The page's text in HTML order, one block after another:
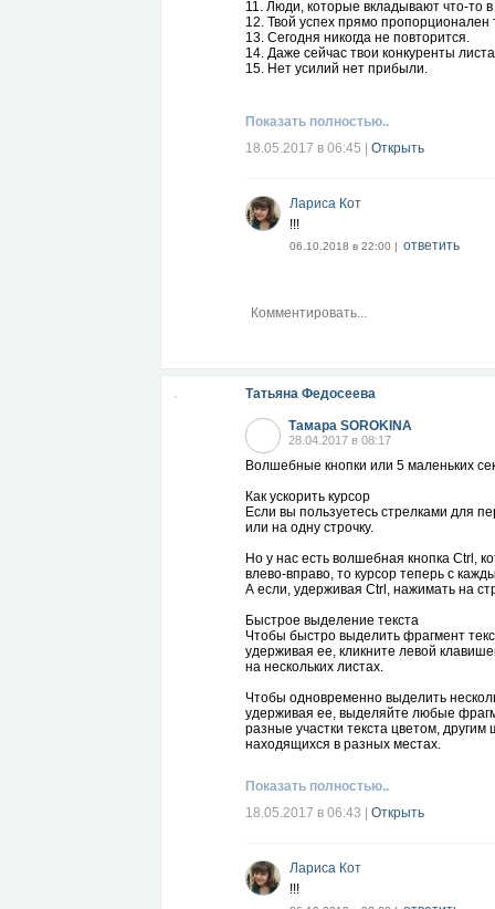
11. Люди, которые вкладывают что-то
12. Твой успех прямо
13. Сегодня никогда не повторится.
14. Даже сейчас твои конкуренты
15. Нет усилий нет прибыли.
Показать полностью..
18.05.2017 в 06:45
Открыть
Лариса Кот
!!!
06.10.2018 в 22:00 | ответить
Татьяна Федосеева
Тамара SOROKINA
28.04.2017 в 08:17
Волшебные кнопки или 5 маленьких
Как ускорить курсор
Если вы пользуетесь стрелками для
или на одну строчку.
Но у нас есть волшебная кнопка Ctrl,
влево-вправо, то курсор теперь с
А если, удерживая Сtrl, нажимать на
Быстрое выделение текста
Чтобы быстро выделить фрагмент
удерживая ее, кликните левой
на нескольких листах.
Чтобы одновременно выделить
удерживая ее, выделяйте любые
разные участки текста цветом,
находящихся в разных местах.
Это очень удобная функция, которая
слово, предложение или абзац,
шрифт, размер, фон) и так далее.
Если вы пишете длинные тексты,
добрый способ кликать на кнопку
Это порой очень раздражает Но нам
Показать полностью..
18.05.2017 в 06:43
Открыть
Лариса Кот
!!!